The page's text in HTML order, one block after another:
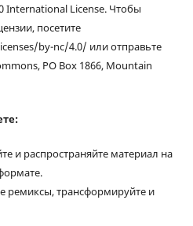
International License. Чтобы
посетите
by-nc/4.0/ или отправьте
PO Box 1866, Mountain
и распространяйте материал на
ремиксы, трансформируйте и